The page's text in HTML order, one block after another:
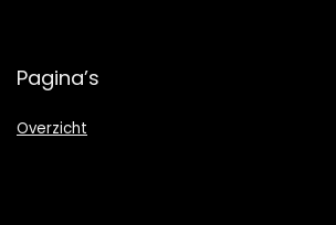
Pagina’s
Overzicht